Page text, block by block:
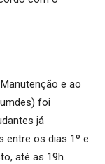
e ao
foi
já
entre os dias 1º e
até as 19h.